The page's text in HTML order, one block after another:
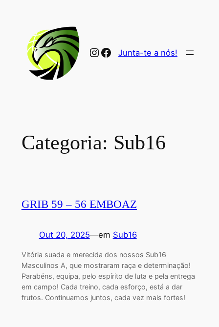
conteúdo
Instagram
Facebook
Junta-te a nós!
Categoria: Sub16
GRIB 59 – 56 EMBOAZ
Out 20, 2025—em Sub16
Vitória suada e merecida dos nossos Sub16
Masculinos A, que mostraram raça e determinação!
Parabéns, equipa, pelo espírito de luta e pela entrega
em campo! Cada treino, cada esforço, está a dar
frutos. Continuamos juntos, cada vez mais fortes!